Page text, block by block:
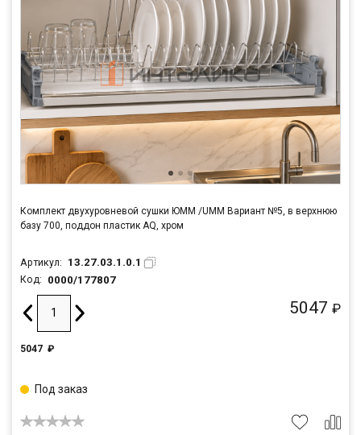
Комплект двухуровневой сушки ЮММ /UMM Вариант №5, в верхнюю
базу 700, поддон пластик AQ, хром
Артикул: 13.27.03.1.0.1
Код: 0000/177807
5047 ₽
5047 ₽
Под заказ